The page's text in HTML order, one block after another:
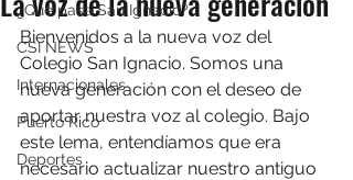
¿Qué pasa San Ignacio?
CSI NEWS
Internacionales
Puerto Rico
Deportes
Bienvenidos a la nueva voz del
Colegio San Ignacio. Somos una
nueva generación con el deseo de
aportar nuestra voz al colegio. Bajo
este lema, entendíamos que era
necesario actualizar nuestro antiguo